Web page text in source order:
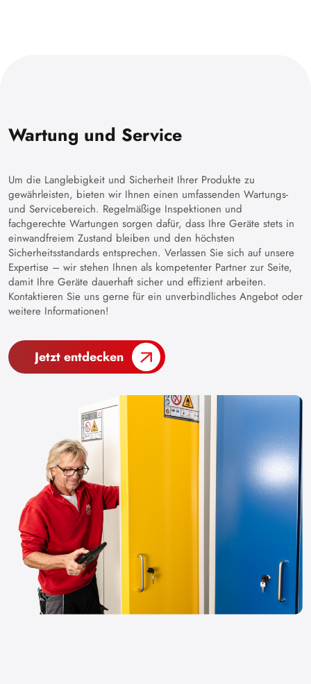
Wartung und Service
Um die Langlebigkeit und Sicherheit Ihrer Produkte zu
gewährleisten, bieten wir Ihnen einen umfassenden Wartungs-
und Servicebereich. Regelmäßige Inspektionen und
fachgerechte Wartungen sorgen dafür, dass Ihre Geräte stets in
einwandfreiem Zustand bleiben und den höchsten
Sicherheitsstandards entsprechen. Verlassen Sie sich auf unsere
Expertise – wir stehen Ihnen als kompetenter Partner zur Seite,
damit Ihre Geräte dauerhaft sicher und effizient arbeiten.
Kontaktieren Sie uns gerne für ein unverbindliches Angebot oder
weitere Informationen!
Jetzt entdecken